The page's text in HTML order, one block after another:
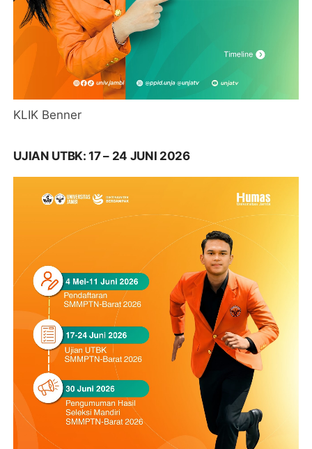
KLIK Benner
UJIAN UTBK: 17 – 24 JUNI 2026